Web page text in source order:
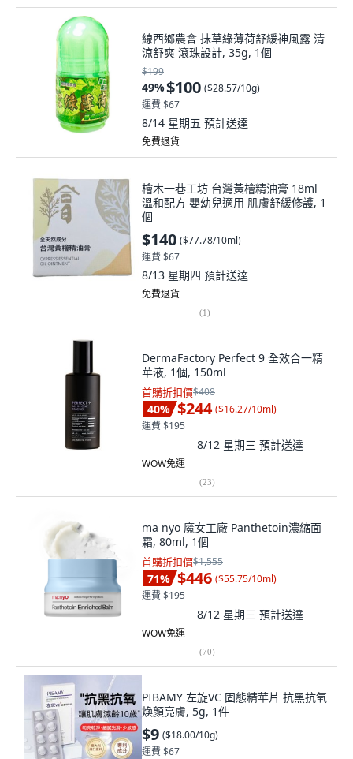
線西鄉農會 抺草綠薄荷舒緩神風露 清
涼舒爽 滾珠設計, 35g, 1個
$199
49%$100 ($28.57/10g)
運費 $67
8/14 星期五 預計送達
免費退貨
檜木一巷工坊 台灣黃檜精油膏 18ml
溫和配方 嬰幼兒適用 肌膚舒緩修護, 1
個
$140 ($77.78/10ml)
運費 $67
8/13 星期四 預計送達
免費退貨
(1)
DermaFactory Perfect 9 全效合一精
華液, 1個, 150ml
首購折扣價$408
40% $244 ($16.27/10ml)
運費 $195
8/12 星期三 預計送達
WOW免運
(23)
ma nyo 魔女工廠 Panthetoin濃縮面
霜, 80ml, 1個
首購折扣價$1,555
71% $446 ($55.75/10ml)
運費 $195
8/12 星期三 預計送達
WOW免運
(70)
PIBAMY 左旋VC 固態精華片 抗黑抗氧
煥顏亮膚, 5g, 1件
$9 ($18.00/10g)
運費 $67